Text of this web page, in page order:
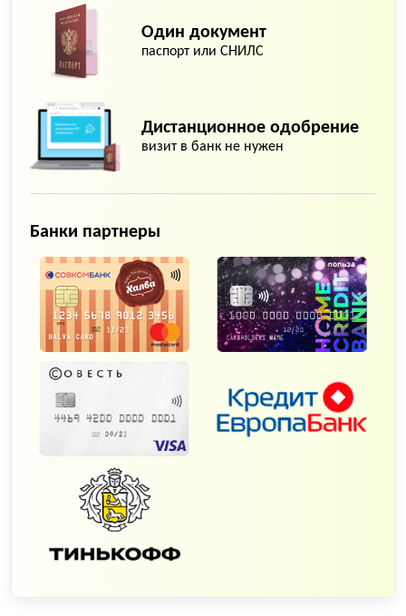
Один документ
паспорт или СНИЛС
Дистанционное одобрение
визит в банк не нужен
Банки партнеры